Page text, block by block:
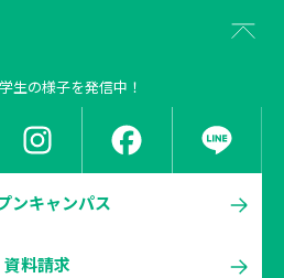
生の様子を発信中！
ンキャンパス
資料請求